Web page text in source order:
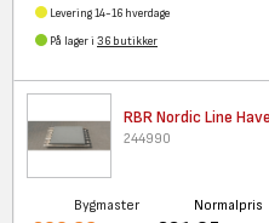
Levering 14-16 hverdage
På lager i 36 butikker
RBR Nordic Line
244990
Bygmaster Normalpris